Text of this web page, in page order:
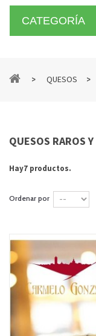
CATEGORÍA
> QUESOS >
QUESOS RAROS
Hay7 productos.
Ordenar por